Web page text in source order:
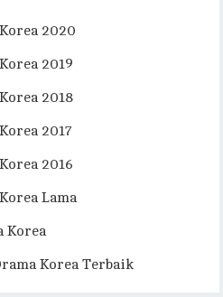
2020
2019
2018
2017
2016
Lama
Korea
Korea Terbaik